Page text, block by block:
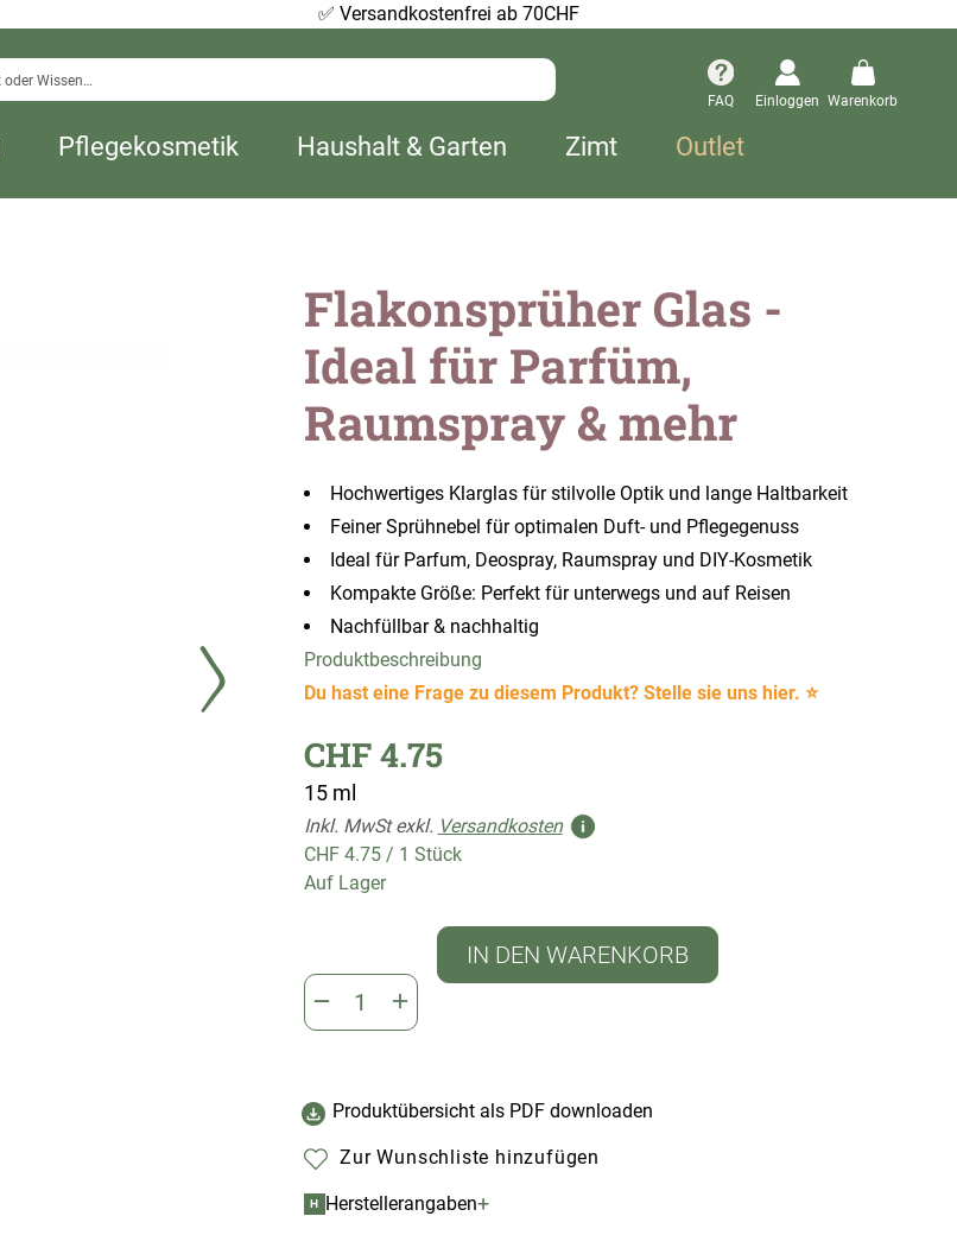
✅Versandkostenfrei ab 70CHF
FAQ Einloggen Warenkorb
Pflegekosmetik Haushalt & Garten Zimt Outlet
Flakonsprüher Glas -
Ideal für Parfüm,
Raumspray & mehr
Hochwertiges Klarglas für stilvolle Optik und lange Haltbarkeit
Feiner Sprühnebel für optimalen Duft- und Pflegegenuss
Ideal für Parfum, Deospray, Raumspray und DIY-Kosmetik
Kompakte Größe: Perfekt für unterwegs und auf Reisen
Nachfüllbar & nachhaltig
Produktbeschreibung
Du hast eine Frage zu diesem Produkt? Stelle sie uns hier. ⭐
CHF 4.75
15 ml
Inkl. MwSt exkl. Versandkosten
CHF 4.75/ 1 Stück
Auf Lager
IN DEN WARENKORB
Produktübersicht als PDF downloaden
Zur Wunschliste hinzufügen
H Herstellerangaben+